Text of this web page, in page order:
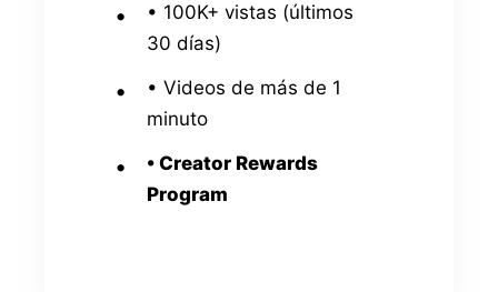
• 100K+ vistas (últimos
30 días)
• Videos de más de 1
minuto
• Creator Rewards
Program